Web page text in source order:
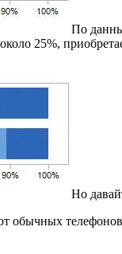
По
25%,
Но